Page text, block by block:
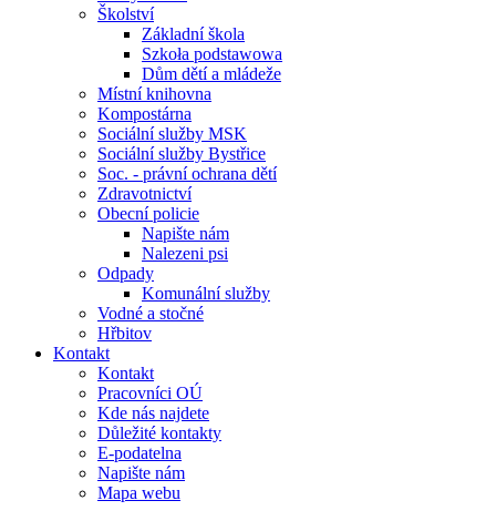
Školství
Základní škola
Szkoła podstawowa
Dům dětí a mládeže
Místní knihovna
Kompostárna
Sociální služby MSK
Sociální služby Bystřice
Soc. - právní ochrana dětí
Zdravotnictví
Obecní policie
Napište nám
Nalezeni psi
Odpady
Komunální služby
Vodné a stočné
Hřbitov
Kontakt
Kontakt
Pracovníci OÚ
Kde nás najdete
Důležité kontakty
E-podatelna
Napište nám
Mapa webu